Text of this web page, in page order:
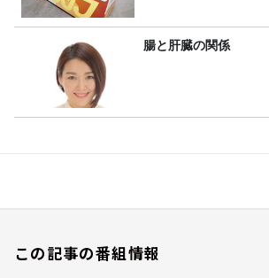
腸と肝臓の関係
この記事の番組情報